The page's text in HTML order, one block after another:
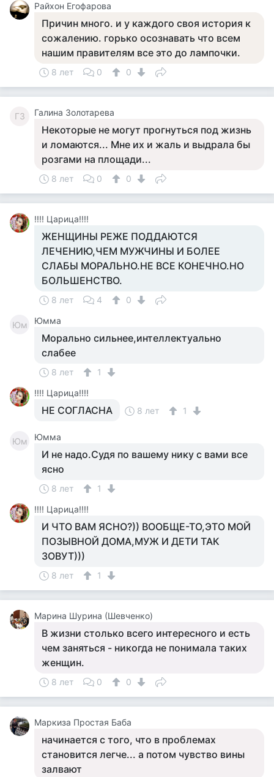
Райхон Егофарова
Причин много. и у каждого своя история к
сожалению. горько осознавать что всем
нашим правителям все это до лампочки.
8 лет 0 0
ГЗ Галина Золотарева
Некоторые не могут прогнуться под жизнь
и ломаются... Мне их и жаль и выдрала бы
розгами на площади...
8 лет 0 0
!!!! Царица!!!!
ЖЕНЩИНЫ РЕЖЕ ПОДДАЮТСЯ
ЛЕЧЕНИЮ,ЧЕМ МУЖЧИНЫ И БОЛЕЕ
СЛАБЫ МОРАЛЬНО.НЕ ВСЕ КОНЕЧНО.НО
БОЛЬШЕНСТВО.
8 лет 4 0
Юм Юмма
Морально сильнее,интеллектуально
слабее
8 лет
1
!!!! Царица!!!!
НЕ СОГЛАСНА 8 лет 1
Юм Юмма
И не надо.Судя по вашему нику с вами все
ясно
8 лет
1
!!!! Царица!!!!
И ЧТО ВАМ ЯСНО?)) ВООБЩЕ-ТО,ЭТО МОЙ
ПОЗЫВНОЙ ДОМА,МУЖ И ДЕТИ ТАК
ЗОВУТ)))
8 лет 1
Марина Шурина (Шевченко)
В жизни столько всего интересного и есть
чем заняться - никогда не понимала таких
женщин.
8 лет 0 0
Маркиза Простая Баба
начинается с того, что в проблемах
становится легче... а потом чувство вины
залвают